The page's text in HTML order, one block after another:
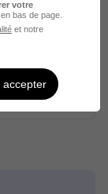
12/06/26
votre
bas de page.
et notre
accepter